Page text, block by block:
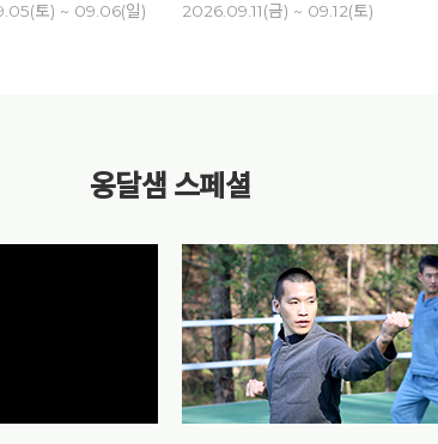
토) ~ 09.06(일) 2026.09.11(금) ~ 09.12(토)
옹달샘 스페셜